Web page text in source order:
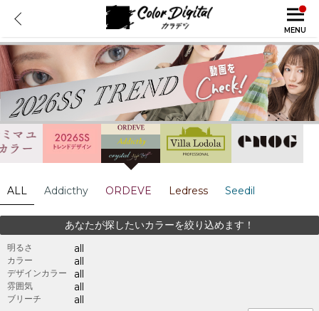
MENU
ALL Addicthy ORDEVE Ledress Seedil
あなたが探したいカラーを絞り込めます！
明るさ all
カラー all
デザインカラー all
雰囲気 all
ブリーチ all